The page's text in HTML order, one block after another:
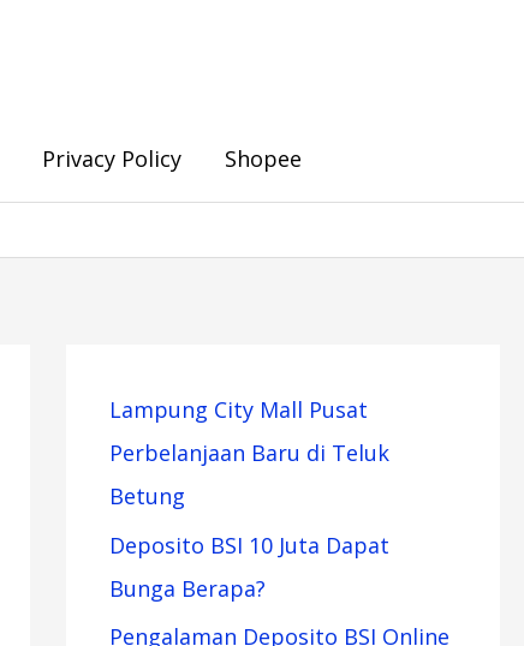
Privacy Policy Shopee
Lampung City Mall Pusat
Perbelanjaan Baru di Teluk
Betung
Deposito BSI 10 Juta Dapat
Bunga Berapa?
Pengalaman Deposito BSI Online